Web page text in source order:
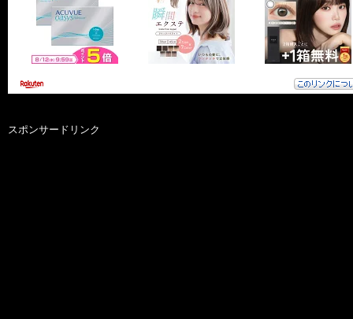
スポンサードリンク